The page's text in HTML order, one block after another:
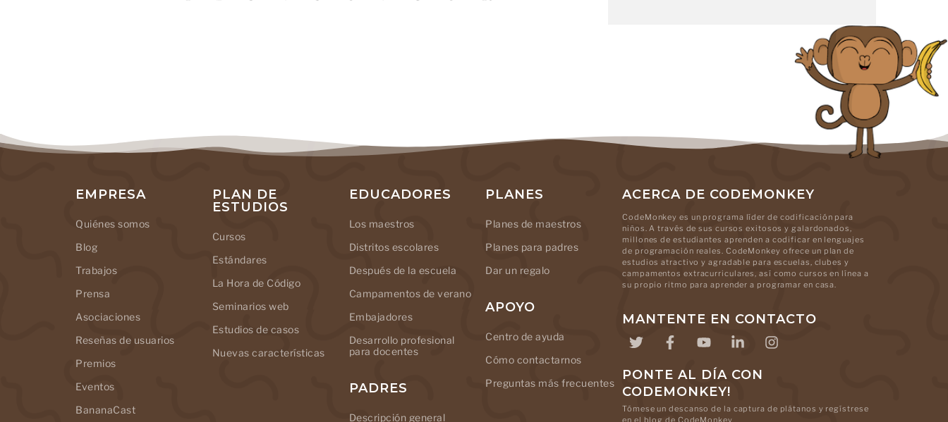
EMPRESA
Quiénes somos
Blog
Trabajos
Prensa
Asociaciones
Reseñas de usuarios
Premios
Eventos
BananaCast
PLAN DE
ESTUDIOS
Cursos
Estándares
La Hora de Código
Seminarios web
Estudios de casos
Nuevas características
EDUCADORES
Los maestros
Distritos escolares
Después de la escuela
Campamentos de verano
Embajadores
Desarrollo profesional
para docentes
PADRES
Descripción general
PLANES
Planes de maestros
Planes para padres
Dar un regalo
APOYO
Centro de ayuda
Cómo contactarnos
Preguntas más frecuentes
ACERCA DE CODEMONKEY
CodeMonkey es un programa líder de codificación para
niños. A través de sus cursos exitosos y galardonados,
millones de estudiantes aprenden a codificar en lenguajes
de programación reales. CodeMonkey ofrece un plan de
estudios atractivo y agradable para escuelas, clubes y
campamentos extracurriculares, así como cursos en línea a
su propio ritmo para aprender a programar en casa.
MANTENTE EN CONTACTO
PONTE AL DÍA CON
CODEMONKEY!
Tómese un descanso de la captura de plátanos y regístrese
en el blog de CodeMonkey